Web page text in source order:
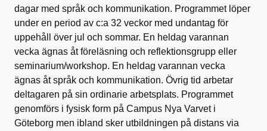
dagar med språk och kommunikation. Programmet löper
under en period av c:a 32 veckor med undantag för
uppehåll över jul och sommar. En heldag varannan
vecka ägnas åt föreläsning och reflektionsgrupp eller
seminarium/workshop. En heldag varannan vecka
ägnas åt språk och kommunikation. Övrig tid arbetar
deltagaren på sin ordinarie arbetsplats. Programmet
genomförs i fysisk form på Campus Nya Varvet i
Göteborg men ibland sker utbildningen på distans via